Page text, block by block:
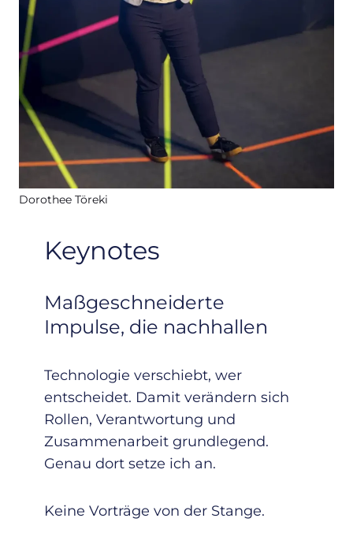
Dorothee Töreki
Keynotes
Maßgeschneiderte
Impulse, die nachhallen
Technologie verschiebt, wer
entscheidet. Damit verändern sich
Rollen, Verantwortung und
Zusammenarbeit grundlegend.
Genau dort setze ich an.
Keine Vorträge von der Stange.